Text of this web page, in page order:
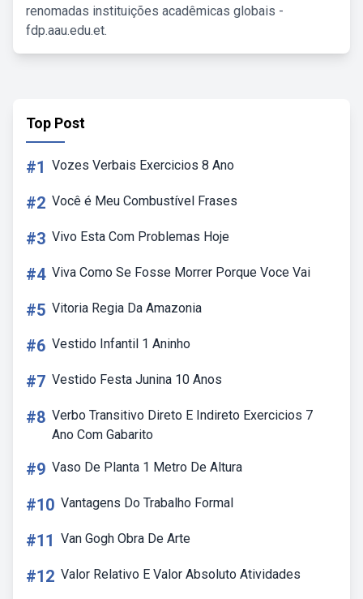
renomadas instituições acadêmicas globais -
fdp.aau.edu.et.
Top Post
#1 Vozes Verbais Exercicios 8 Ano
#2 Você é Meu Combustível Frases
#3 Vivo Esta Com Problemas Hoje
#4 Viva Como Se Fosse Morrer Porque Voce Vai
#5 Vitoria Regia Da Amazonia
#6 Vestido Infantil 1 Aninho
#7 Vestido Festa Junina 10 Anos
#8 Verbo Transitivo Direto E Indireto Exercicios 7
Ano Com Gabarito
#9 Vaso De Planta 1 Metro De Altura
#10 Vantagens Do Trabalho Formal
#11 Van Gogh Obra De Arte
#12 Valor Relativo E Valor Absoluto Atividades